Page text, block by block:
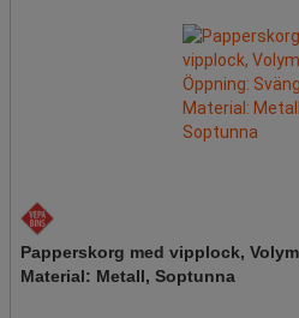
Papperskorg med vipplock,
Material: Metall, Soptunna